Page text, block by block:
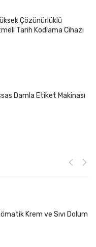
Çözünürlüklü
Tarih Kodlama Cihazı
Damla Etiket Makinası
Krem ve Sıvı Dolum